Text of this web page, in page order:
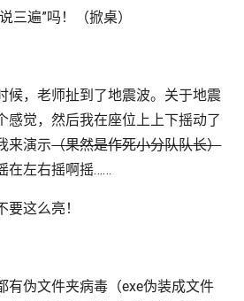
三遍”吗！（掀桌）
候，老师扯到了地震波。关于地震
感觉，然后我在座位上上下摇动了
来演示（果然是作死小分队队长）
在左右摇啊摇……
这么亮！
有伪文件夹病毒（exe伪装成文件